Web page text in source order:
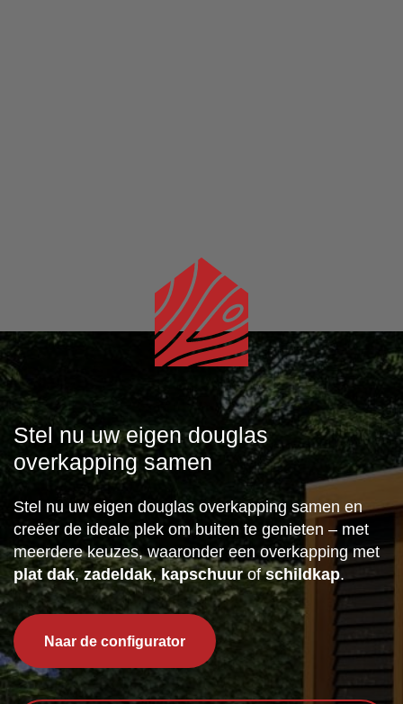
Stel nu uw eigen douglas
overkapping samen
Stel nu uw eigen douglas overkapping samen en
creëer de ideale plek om buiten te genieten – met
meerdere keuzes, waaronder een overkapping met
plat dak,zadeldak, kapschuurofschildkap.
Naar de configurator